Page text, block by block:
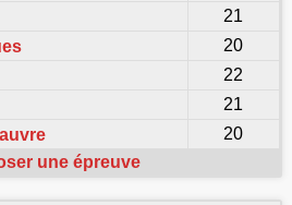
21
20
22
21
20
une épreuve